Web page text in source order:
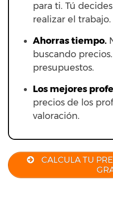
para ti. Tú
realizar el trabajo.
Ahorras tiempo.
buscando
presupuestos.
Los mejores
precios de los
valoración.
CALCULA TU